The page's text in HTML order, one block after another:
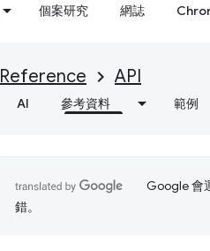
個案研究 網誌
Reference API
AI 參考資料 範例
Google 會
錯。